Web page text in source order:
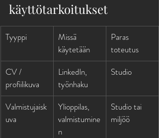
käyttötarkoitukset
Tyyppi
Missä
käytetään
Paras
toteutus
CV /
profiilikuva
LinkedIn,
työnhaku
Studio
Valmistujaisk
uva
Ylioppilas,
valmistumine
n
Studio tai
miljöö